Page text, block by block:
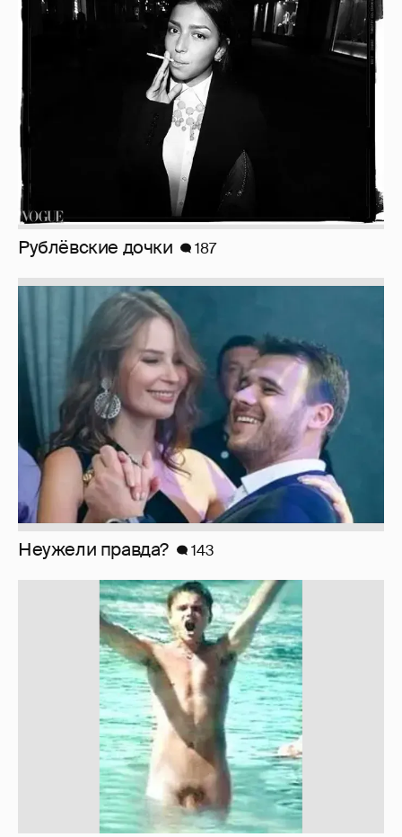
Рублёвские дочки 187
Неужели правда? 143